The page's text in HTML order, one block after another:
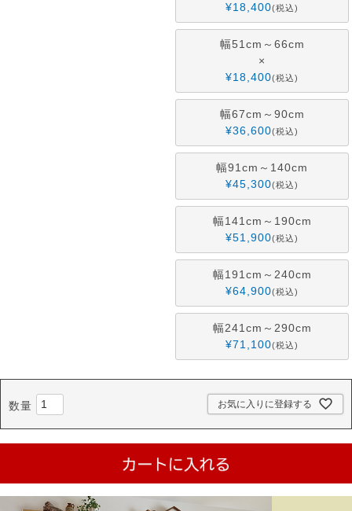
¥18,400 税込
幅51cm～66cm
×
¥18,400 税込
幅67cm～90cm
¥36,600 税込
幅91cm～140cm
¥45,300 税込
幅141cm～190cm
¥51,900 税込
幅191cm～240cm
¥64,900 税込
幅241cm～290cm
¥71,100 税込
お気に入りに登録する